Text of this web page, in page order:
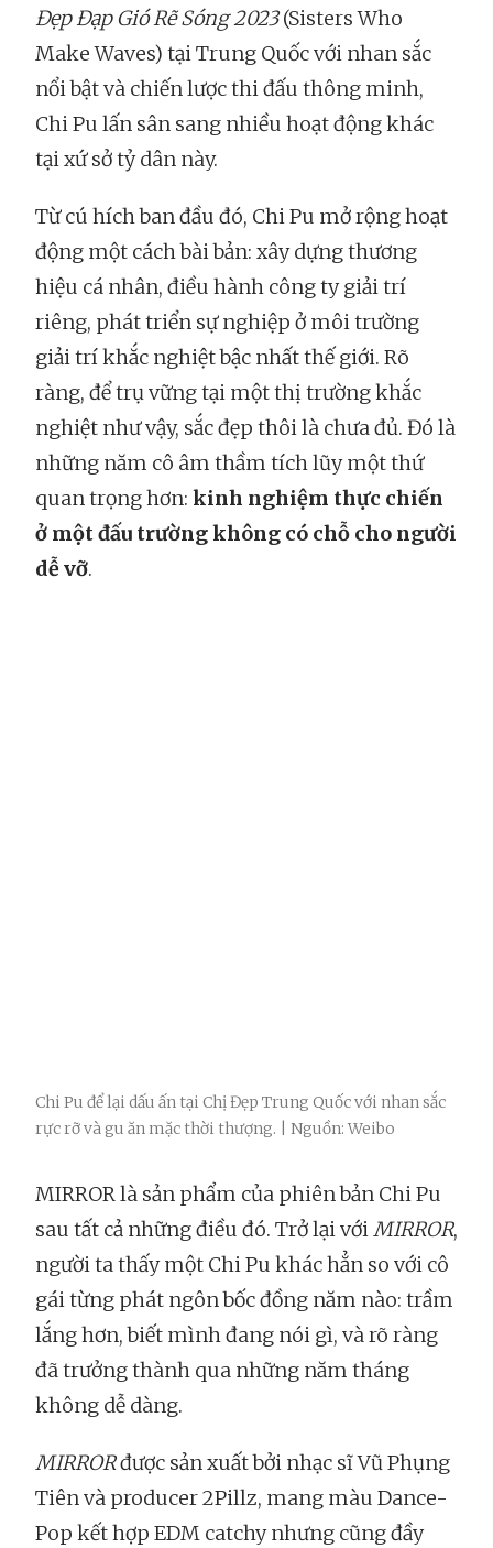
Đẹp Đạp Gió Rẽ Sóng 2023(Sisters Who
Make Waves) tại Trung Quốc với nhan sắc
nổi bật và chiến lược thi đấu thông minh,
Chi Pu lấn sân sang nhiều hoạt động khác
tại xứ sở tỷ dân này.
Từ cú hích ban đầu đó, Chi Pu mở rộng hoạt
động một cách bài bản: xây dựng thương
hiệu cá nhân, điều hành công ty giải trí
riêng, phát triển sự nghiệp ở môi trường
giải trí khắc nghiệt bậc nhất thế giới. Rõ
ràng, để trụ vững tại một thị trường khắc
nghiệt như vậy, sắc đẹp thôi là chưa đủ. Đó là
những năm cô âm thầm tích lũy một thứ
quan trọng hơn: kinh nghiệm thực chiến
ở một đấu trường không có chỗ cho người
dễ vỡ.
Chi Pu để lại dấu ấn tại Chị Đẹp Trung Quốc với nhan sắc
rực rỡ và gu ăn mặc thời thượng. | Nguồn: Weibo
MIRROR là sản phẩm của phiên bản Chi Pu
sau tất cả những điều đó. Trở lại vớiMIRROR,
người ta thấy một Chi Pu khác hẳn so với cô
gái từng phát ngôn bốc đồng năm nào: trầm
lắng hơn, biết mình đang nói gì, và rõ ràng
đã trưởng thành qua những năm tháng
không dễ dàng.
MIRRORđược sản xuất bởi nhạc sĩ Vũ Phụng
Tiên và producer 2Pillz, mang màu Dance-
Pop kết hợp EDM catchy nhưng cũng đầy